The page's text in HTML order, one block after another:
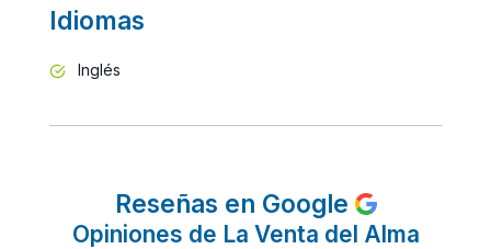
Idiomas
Inglés
Reseñas en Google
Opiniones de La Venta del Alma